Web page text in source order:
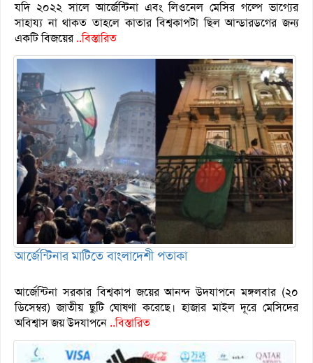
যদি ২০২২ সালে আর্জেন্টিনা এবং লিওনেল মেসির গল্পে ভাগ্যের
সাহায্য না থাকত তাহলে কাতার বিশ্বকাপটা ছিল আন্ডারডগের জন্য
একটি বিজয়ের..বিস্তারিত
আর্জেন্টিনার মাটিতে বাংলাদেশী পতাকা
আর্জেন্টিনা সরকার বিশ্বকাপ জয়ের আনন্দ উদযাপনে মঙ্গলবার (২০
ডিসেম্বর) জাতীয় ছুটি ঘোষণা করেছে। হাজার মাইল দূরে মেসিদের
অবিশ্বাস জয় উদযাপনে ..বিস্তারিত